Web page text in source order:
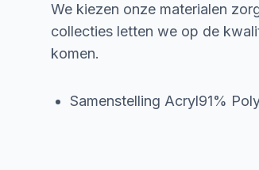
We kiezen onze materialen
collecties letten we op de
komen.
Samenstelling Acryl91%